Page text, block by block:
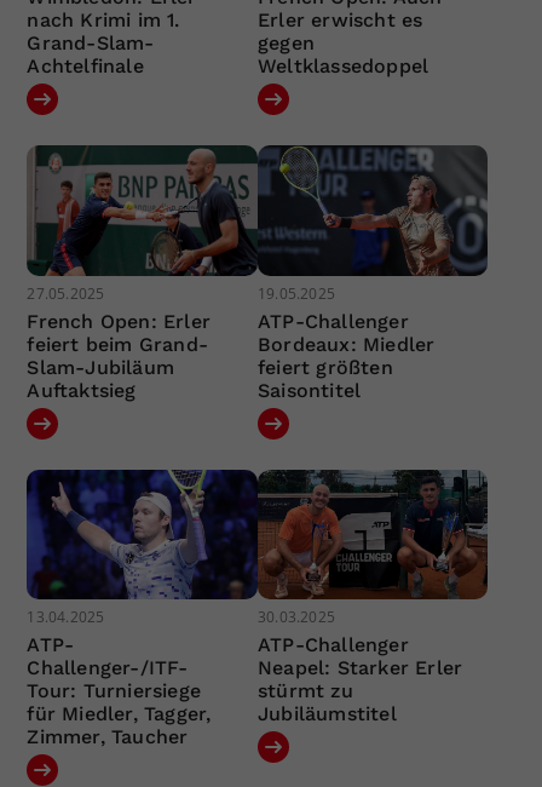
nach Krimi im 1.
Grand-Slam-
Achtelfinale
Erler erwischt es
gegen
Weltklassedoppel
27.05.2025
French Open: Erler
feiert beim Grand-
Slam-Jubiläum
Auftaktsieg
19.05.2025
ATP-Challenger
Bordeaux: Miedler
feiert größten
Saisontitel
13.04.2025
ATP-
Challenger-/ITF-
Tour: Turniersiege
für Miedler, Tagger,
Zimmer, Taucher
30.03.2025
ATP-Challenger
Neapel: Starker Erler
stürmt zu
Jubiläumstitel